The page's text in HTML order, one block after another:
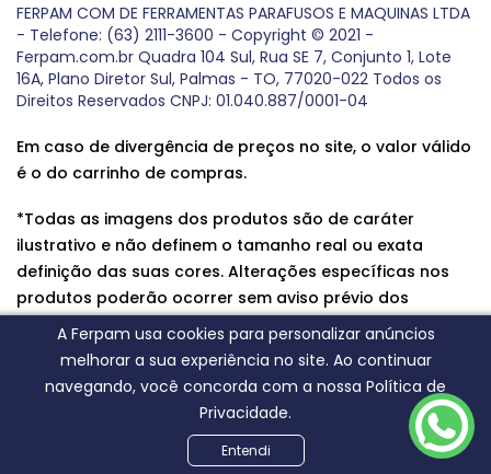
A Ferpam usa cookies para personalizar anúncios
melhorar a sua experiência no site. Ao continuar
navegando, você concorda com a nossa Política de
Privacidade.
Entendi
FERPAM COM DE FERRAMENTAS PARAFUSOS E MAQUINAS LTDA
- Telefone: (63) 2111-3600 - Copyright © 2021 -
Ferpam.com.br Quadra 104 Sul, Rua SE 7, Conjunto 1, Lote
16A, Plano Diretor Sul, Palmas - TO, 77020-022 Todos os
Direitos Reservados CNPJ: 01.040.887/0001-04
Em caso de divergência de preços no site, o valor válido
é o do carrinho de compras.
*Todas as imagens dos produtos são de caráter
ilustrativo e não definem o tamanho real ou exata
definição das suas cores. Alterações específicas nos
produtos poderão ocorrer sem aviso prévio dos
fornecedores, qualquer dúvida sobre nossos produtos
entre em contato conosco.